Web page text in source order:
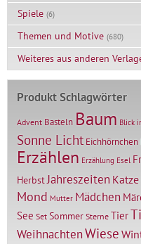
Spiele (6)
Themen und Motive (680)
Weiteres aus anderen
Produkt Schlagwörter
Advent Basteln Baum Blick
Sonne Licht Eichhörnchen
Erzählen Erzählung Esel
HerbstJahreszeitenKatze
Mond Mutter Mädchen
See Set Sommer Sterne Tier
WeihnachtenWiese